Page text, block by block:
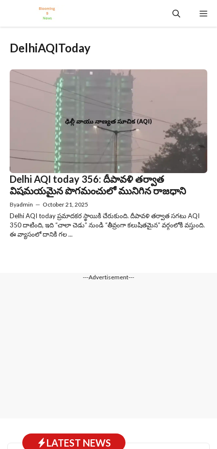
content
DelhiAQIToday
Delhi AQI today 356: దీపావళి తర్వాత
విషమయమైన పొగమంచులో మునిగిన రాజధాని
Byadmin — October 21, 2025
Delhi AQI today ప్రమాదకర స్థాయికి చేరుకుంది. దీపావళి తర్వాత సగటు AQI
350 దాటింది, ఇది “చాలా చెడు” నుండి “తీవ్రంగా కలుషితమైన” వర్గంలోకి వస్తుంది.
ఈ వ్యాసంలో దానికి గల ...
---Advertisement---
LATEST NEWS